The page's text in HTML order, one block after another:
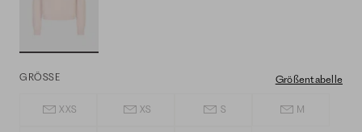
GRÖSSE Größentabelle
XXS XS S M